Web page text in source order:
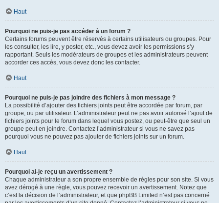
Haut
Pourquoi ne puis-je pas accéder à un forum ?
Certains forums peuvent être réservés à certains utilisateurs ou groupes. Pour
les consulter, les lire, y poster, etc., vous devez avoir les permissions s’y
rapportant. Seuls les modérateurs de groupes et les administrateurs peuvent
accorder ces accès, vous devez donc les contacter.
Haut
Pourquoi ne puis-je pas joindre des fichiers à mon message ?
La possibilité d’ajouter des fichiers joints peut être accordée par forum, par
groupe, ou par utilisateur. L’administrateur peut ne pas avoir autorisé l’ajout de
fichiers joints pour le forum dans lequel vous postez, ou peut-être que seul un
groupe peut en joindre. Contactez l’administrateur si vous ne savez pas
pourquoi vous ne pouvez pas ajouter de fichiers joints sur un forum.
Haut
Pourquoi ai-je reçu un avertissement ?
Chaque administrateur a son propre ensemble de règles pour son site. Si vous
avez dérogé à une règle, vous pouvez recevoir un avertissement. Notez que
c’est la décision de l’administrateur, et que phpBB Limited n’est pas concerné